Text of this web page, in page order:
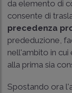
da elemento di
consente di
precedenza
prededuzione,
nell'ambito in
alla prima sia
Spostando ora